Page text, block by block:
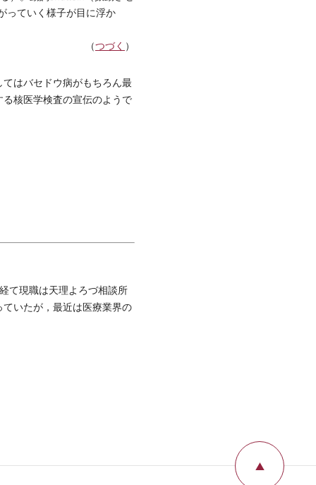
っていく様子が目に浮か
（つづく ）
はバセドウ病がもちろん最
核医学検査の宣伝のようで
現職は天理よろづ相談所
いたが，最近は医療業界の